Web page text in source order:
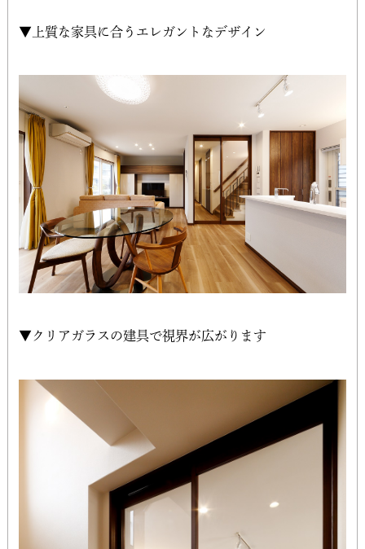
▼上質な家具に合うエレガントなデザイン
▼クリアガラスの建具で視界が広がります